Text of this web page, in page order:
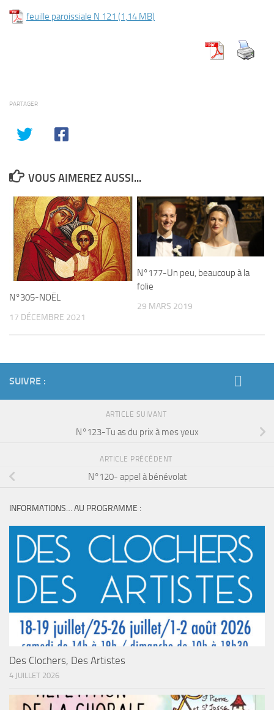
feuille paroissiale N 121
PARTAGER
VOUS AIMEREZ AUSSI...
N°305-NOËL
17 DÉCEMBRE 2021
N°177-Un peu, beaucoup à la
folie
29 MARS 2019
SUIVRE :
ARTICLE SUIVANT
N°123-Tu as du prix à mes yeux
ARTICLE PRÉCÉDENT
N°120- appel à bénévolat
INFORMATIONS… AU PROGRAMME :
Des Clochers, Des Artistes
4 JUILLET 2026